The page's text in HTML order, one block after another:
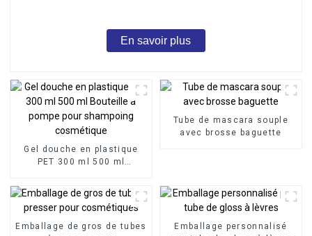
En savoir plus
Gel douche en plastique
PET 300 ml 500 ml
shampoing cosmétique
Tube de mascara souple
avec brosse baguette
Emballage de gros de tubes
Emballage personnalisé